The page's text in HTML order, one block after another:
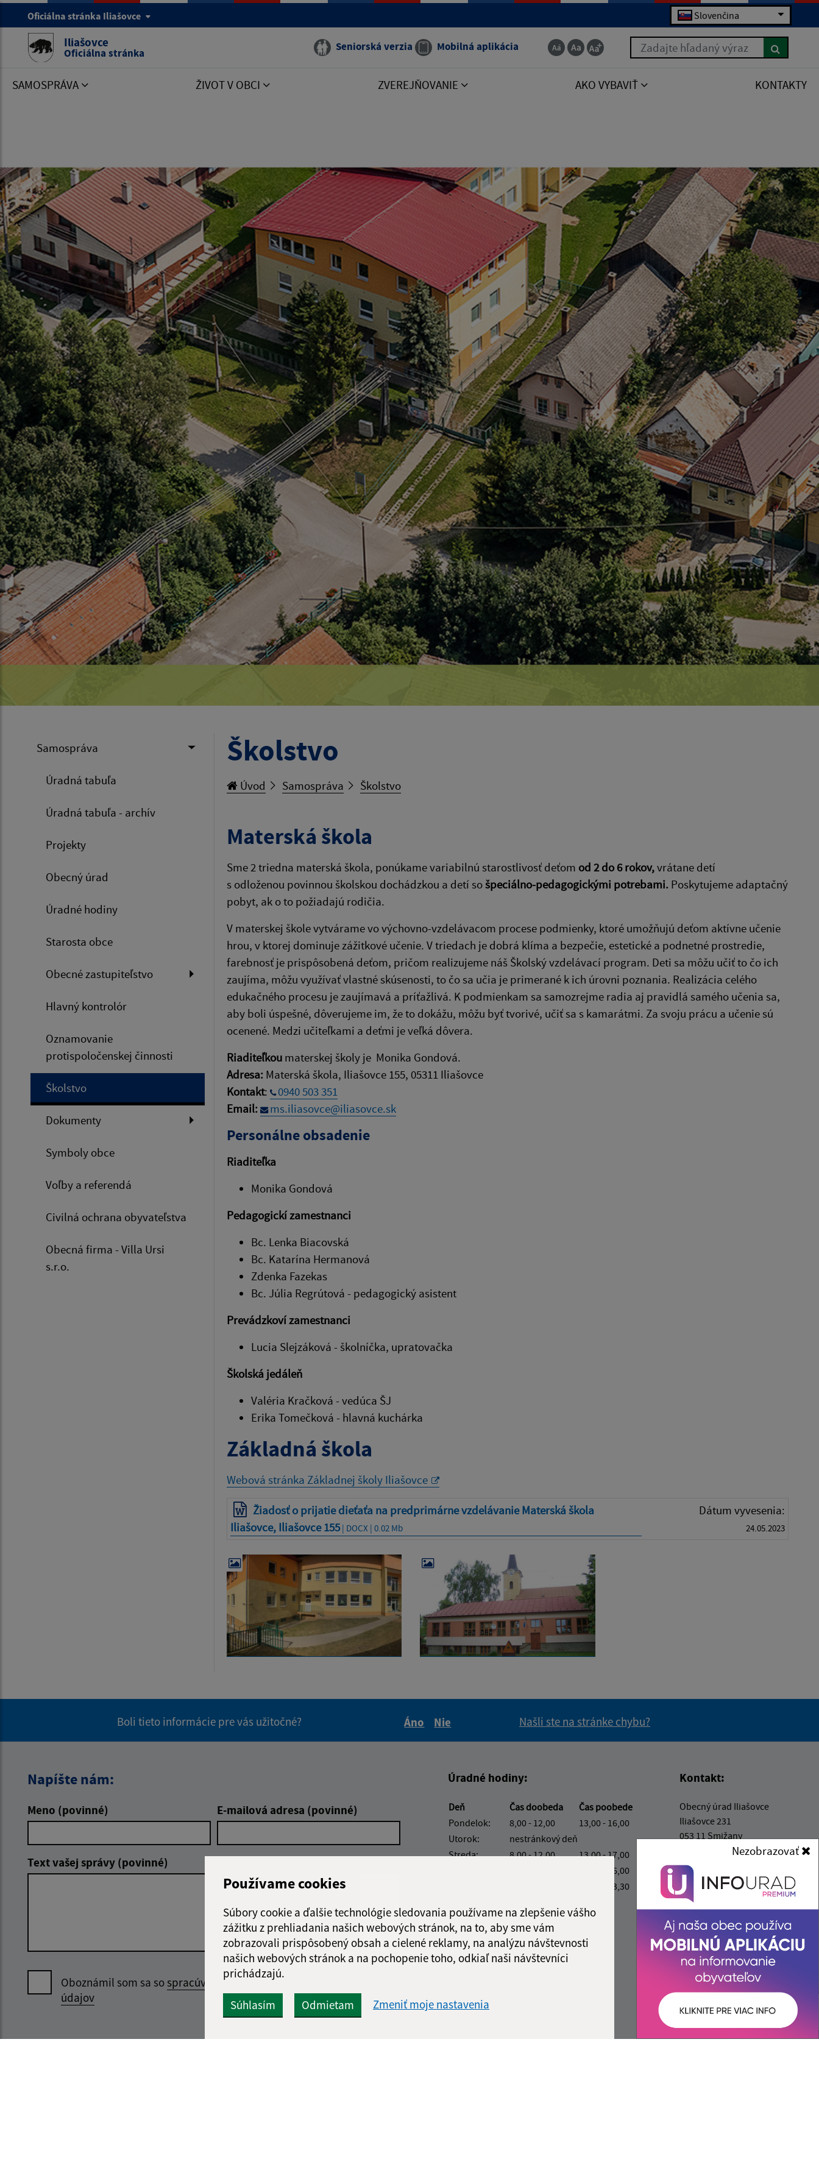
Používame cookies
Súbory cookie a ďalšie technológie sledovania používame na zlepšenie vášho
zážitku z prehliadania našich webových stránok, na to, aby sme vám
zobrazovali prispôsobený obsah a cielené reklamy, na analýzu návštevnosti
našich webových stránok a na pochopenie toho, odkiaľ naši návštevníci
prichádzajú.
Súhlasím Odmietam Zmeniť moje nastavenia
Nezobrazovať
Oficiálna stránka Iliašovce Slovenčina
Iliašovce
Oficiálna stránka Seniorská verzia Mobilná aplikácia Zadajte hľadaný výraz
SAMOSPRÁVA ŽIVOT V OBCI ZVEREJŇOVANIE AKO VYBAVIŤ KONTAKTY
Samospráva
Úradná tabuľa
Úradná tabuľa - archív
Projekty
Obecný úrad
Úradné hodiny
Starosta obce
Obecné zastupiteľstvo
Hlavný kontrolór
Oznamovanie
protispoločenskej činnosti
Školstvo
Dokumenty
Symboly obce
Voľby a referendá
Civilná ochrana obyvateľstva
Obecná firma - Villa Ursi
s.r.o.
Školstvo
Úvod Samospráva Školstvo
Materská škola
Sme 2 triedna materská škola, ponúkame variabilnú starostlivosť deťom od 2 do 6 rokov,vrátane detí
s odloženou povinnou školskou dochádzkou a detí sošpeciálno-pedagogickými potrebami. Poskytujeme adaptačný
pobyt, ak o to požiadajú rodičia.
V materskej škole vytvárame vo výchovno-vzdelávacom procese podmienky, ktoré umožňujú deťom aktívne učenie
hrou, v ktorej dominuje zážitkové učenie. V triedach je dobrá klíma a bezpečie, estetické a podnetné prostredie,
farebnosť je prispôsobená deťom, pričom realizujeme náš Školský vzdelávací program. Deti sa môžu učiť to čo ich
zaujíma, môžu využívať vlastné skúsenosti, to čo sa učia je primerané k ich úrovni poznania. Realizácia celého
edukačného procesu je zaujímavá a príťažlivá. K podmienkam sa samozrejme radia aj pravidlá samého učenia sa,
aby boli úspešné, dôverujeme im, že to dokážu, môžu byť tvorivé, učiť sa s kamarátmi. Za svoju prácu a učenie sú
ocenené. Medzi učiteľkami a deťmi je veľká dôvera.
Riaditeľkou materskej školy je Monika Gondová.
Adresa: Materská škola, Iliašovce 155, 05311 Iliašovce
Kontakt:
0940 503 351
Email:
ms.iliasovce@iliasovce.sk
Personálne obsadenie
Riaditeľka
Monika Gondová
Pedagogickí zamestnanci
Bc. Lenka Biacovská
Bc. Katarína Hermanová
Zdenka Fazekas
Bc. Júlia Regrútová - pedagogický asistent
Prevádzkoví zamestnanci
Lucia Slejzáková - školníčka, upratovačka
Školská jedáleň
Valéria Kračková - vedúca ŠJ
Erika Tomečková - hlavná kuchárka
Základná škola
Webová stránka Základnej školy Iliašovce
Žiadosť o prijatie dieťaťa na predprimárne vzdelávanie Materská škola
Iliašovce, Iliašovce 155| DOCX | 0.02 Mb
Dátum vyvesenia:
24.05.2023
Boli tieto informácie pre vás užitočné?
Áno
Nie
Našli ste na stránke chybu?
Napíšte nám:
Meno (povinné) E-mailová adresa (povinné)
Text vašej správy (povinné)
Oboznámil som sa sospracúvaním osobných
údajov
správu
Úradné hodiny:
Deň Čas doobeda
Čas poobede
Pondelok:
8,00 - 12,00
13,00 - 16,00
Utorok:
nestránkový deň
Streda:
8,00 - 12,00
13,00 - 17,00
13,00 - 16,00
13,00 - 13,30
Kontakt:
Obecný úrad Iliašovce
Iliašovce 231
053 11 Smižany
+421 911 650 195
IČO: 00329185